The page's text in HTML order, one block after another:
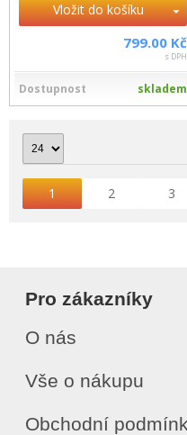
Vložit do košíku
799.00 Kč
s DPH
Dostupnost skladem
1 2 3
Pro zákazníky
O nás
Vše o nákupu
Obchodní